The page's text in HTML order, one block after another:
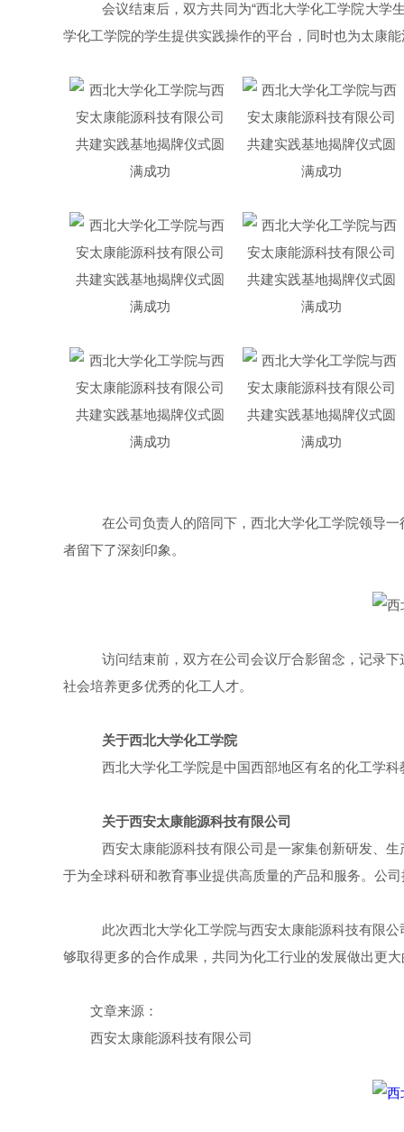
会议结束后，双方共同为“西北大学化工学院大学
学化工学院的学生提供实践操作的平台，同时也为太康
在公司负责人的陪同下，西北大学化工学院领导
者留下了深刻印象。
访问结束前，双方在公司会议厅合影留念，记录
社会培养更多优秀的化工人才。
关于西北大学化工学院
西北大学化工学院是中国西部地区有名的化工学
关于西安太康能源科技有限公司
西安太康能源科技有限公司是一家集创新研发、
于为全球科研和教育事业提供高质量的产品和服务。公
此次西北大学化工学院与西安太康能源科技有限
够取得更多的合作成果，共同为化工行业的发展做出更
文章来源：
西安太康能源科技有限公司